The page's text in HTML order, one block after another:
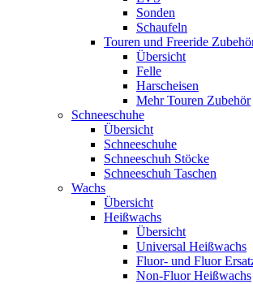
Sonden
Schaufeln
Touren und Freeride
Übersicht
Felle
Harscheisen
Mehr Touren Zubehör
Schneeschuhe
Übersicht
Schneeschuhe
Schneeschuh Stöcke
Schneeschuh Taschen
Wachs
Übersicht
Heißwachs
Übersicht
Universal Heißwachs
Fluor- und Fluor
Non-Fluor Heißwachs